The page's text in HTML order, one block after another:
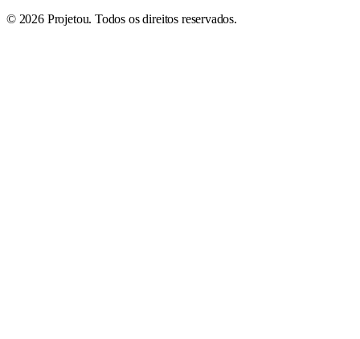
© 2026 Projetou. Todos os direitos reservados.